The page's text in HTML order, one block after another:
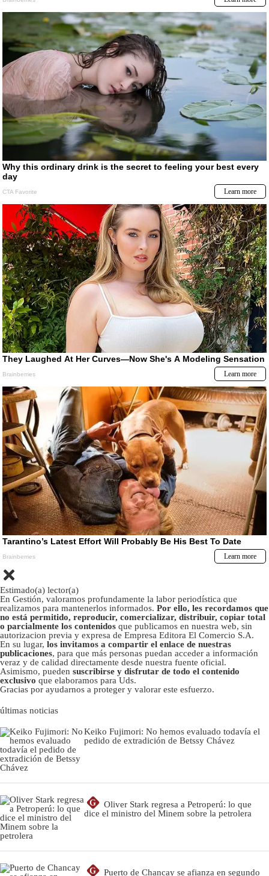
Estimado(a) lector(a)
En Gestión, valoramos profundamente la labor periodística que
realizamos para mantenerlos informados. Por ello, les recordamos que
no está permitido, reproducir, comercializar, distribuir, copiar total
o parcialmente los contenidos que publicamos en nuestra web, sin
autorizacion previa y expresa de Empresa Editora El Comercio S.A.
En su lugar, los invitamos a compartir el enlace de nuestras
publicaciones, para que más personas puedan acceder a información
veraz y de calidad directamente desde nuestra fuente oficial.
Asimismo, pueden suscribirse y disfrutar de todo el contenido
exclusivo que elaboramos para Uds.
Gracias por ayudarnos a proteger y valorar este esfuerzo.
últimas noticias
Keiko Fujimori: No hemos evaluado todavía el
pedido de extradición de Betssy Chávez
G
Oliver Stark regresa a Petroperú: lo que
dice el ministro del Minem sobre la petrolera
G
Puerto de Chancay se afianza en segundo